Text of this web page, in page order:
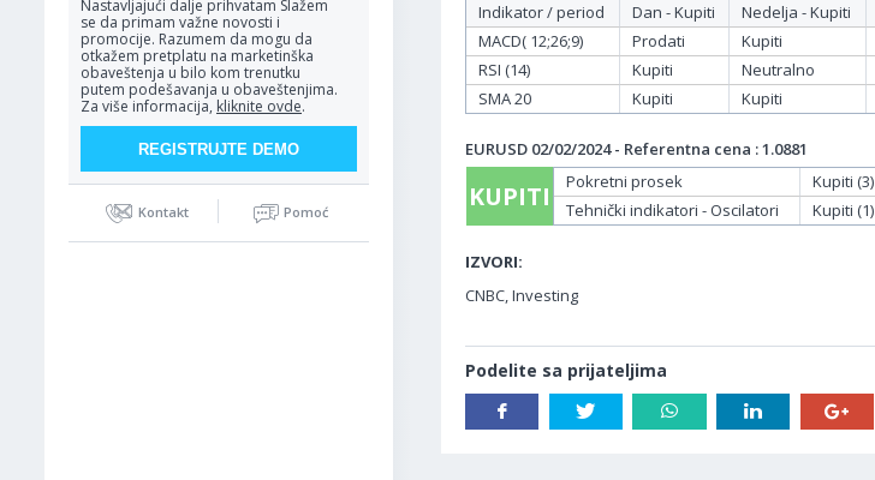
Nastavljajući dalje prihvatam Slažem
se da primam važne novosti i
promocije. Razumem da mogu da
otkažem pretplatu na marketinška
obaveštenja u bilo kom trenutku
putem podešavanja u obaveštenjima.
Za više informacija, kliknite ovde.
Kontakt Pomoć
Indikator / period
Dan - Kupiti Nedelja - Kupiti
MACD( 12;26;9)
Prodati Kupiti
RSI (14)
Kupiti Neutralno
SMA 20
Kupiti Kupiti
EURUSD 02/02/2024 - Referentna cena : 1.0881
KUPITI Pokretni prosek Kupiti (3)
Tehnički indikatori - Oscilatori
Kupiti (1)
IZVORI:
CNBC, Investing
Podelite sa prijateljima